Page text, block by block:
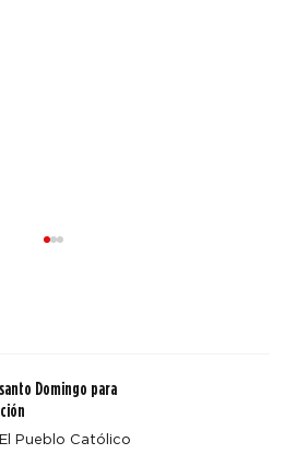
Domingo para
Pueblo Católico